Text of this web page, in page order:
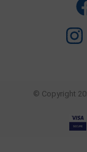
© Copyright